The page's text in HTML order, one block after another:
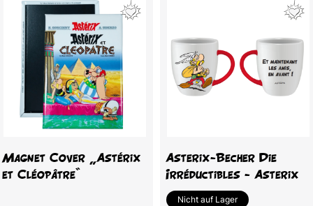
Magnet Cover „Astérix
et Cléopâtre“
Asterix-Becher Die
Irréductibles - Asterix
Nicht auf Lager